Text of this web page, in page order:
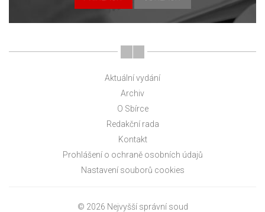
Aktuální vydání
Archiv
O Sbírce
Redakční rada
Kontakt
Prohlášení o ochraně osobních údajů
Nastavení souborů cookies
© 2026 Nejvyšší správní soud